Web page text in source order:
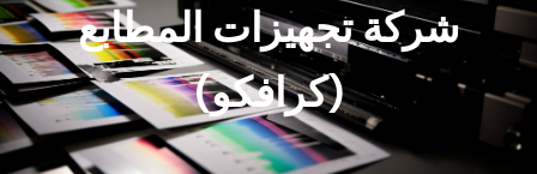
شركة تجهيزات المطابع
(كرافكو)